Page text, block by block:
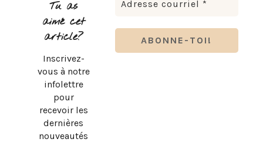
Tu as
aimé cet
article?
Inscrivez-
vous à notre
infolettre
pour
recevoir les
dernières
nouveautés